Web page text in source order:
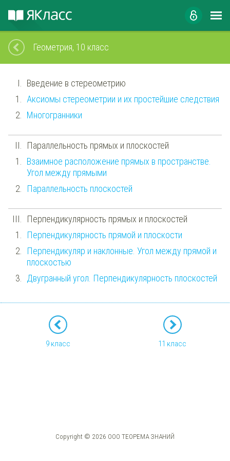
Геометрия, 10 класс
Введение в стереометрию
Аксиомы стереометрии и их простейшие следствия
Многогранники
Параллельность прямых и плоскостей
Взаимное расположение прямых в пространстве.
Угол между прямыми
Параллельность плоскостей
Перпендикулярность прямых и плоскостей
Перпендикулярность прямой и плоскости
Перпендикуляр и наклонные. Угол между прямой и
плоскостью
Двугранный угол. Перпендикулярность плоскостей
9 класс 11 класс
Copyright © 2026 ООО ТЕОРЕМА ЗНАНИЙ